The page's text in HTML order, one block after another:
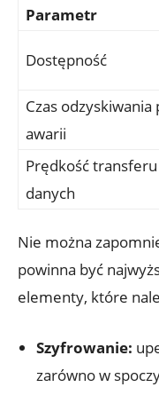
Parametr
Dostępność
Czas odzyskiwania‍
awarii
Prędkość transferu
⁤danych
Nie można
powinna być
elementy, które
Szyfrowanie:
zarówno w